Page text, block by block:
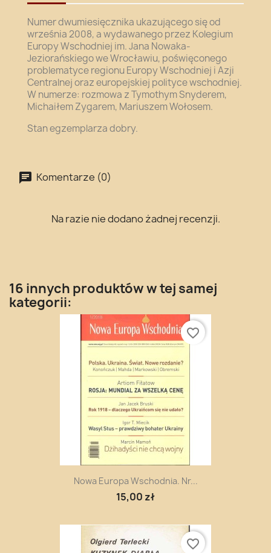
Numerdwumiesięcznika ukazującego się od
września 2008, awydawanego przez Kolegium
Europy Wschodniej im. Jana Nowaka-
Jeziorańskiego we Wrocławiu, poświęconego
problematyce regionu Europy Wschodniej i Azji
Centralnej oraz europejskiej polityce wschodniej.
W numerze: rozmowa z Tymothym Snyderem,
Michaiłem Zygarem, Mariuszem Wołosem.
Stan egzemplarza dobry.
Komentarze (0)
Na razie nie dodano żadnej recenzji.
16 innych produktów w tej samej
kategorii:
Nowa Europa Wschodnia. Nr...
15,00 zł
favorite_border
favorite_border